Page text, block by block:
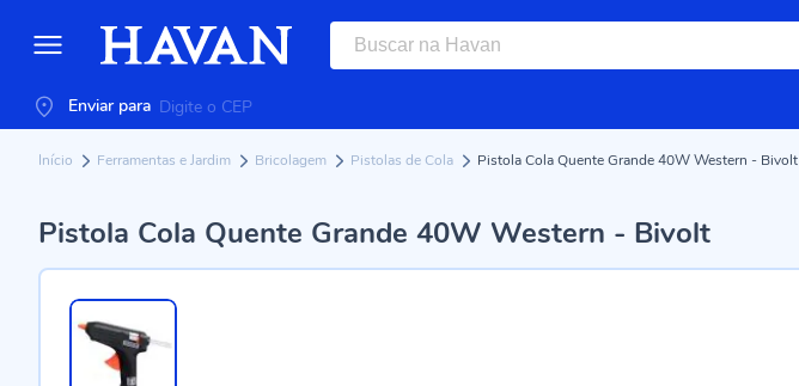
Enviar para
Início Ferramentas e Jardim Bricolagem Pistolas de Cola Pistola Cola Quente Grande 40W Western - Bivolt
Pistola Cola Quente Grande 40W Western - Bivolt